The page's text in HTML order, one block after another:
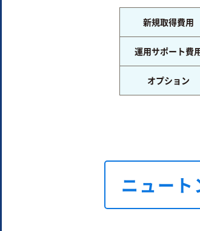
新規取得費用
運用サポート費
オプション
ニュー